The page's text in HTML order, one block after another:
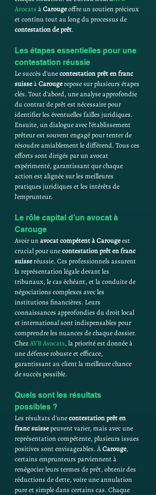
Avocats à Carouge offre un soutien précieux
et continu tout au long du processus de
contestation de prêt.
Les étapes essentielles pour une
contestation réussie
Le succès d'une contestation prêt en franc
suisse à Carouge repose sur plusieurs étapes
clés. Tout d'abord, une analyse approfondie
du contrat de prêt est nécessaire pour
identifier les éventuelles failles juridiques.
Ensuite, un dialogue avec l'établissement
prêteur est souvent engagé pour tenter de
résoudre amiablement le différend. Tous ces
efforts sont dirigés par un avocat
expérimenté, garantissant que chaque
action est alignée sur les meilleures
pratiques juridiques et les intérêts de
l'emprunteur.
Le rôle capital d’un avocat à
Carouge
Avoir un avocat compétent à Carouge est
crucial pour une contestation prêt en franc
suisse réussie. Ces professionnels assurent
la représentation légale devant les
tribunaux, le cas échéant, et la conduite de
négociations complexes avec les
institutions financières. Leurs
connaissances approfondies du droit local
et international sont indispensables pour
comprendre les nuances de chaque dossier.
Chez AVB Avocats, la priorité est donnée à
une défense robuste et efficace,
garantissant au client la meilleure chance
de succès possible.
Quels sont les résultats
possibles ?
Les résultats d'une contestation prêt en
franc suisse peuvent varier, mais avec une
représentation compétente, plusieurs issues
positives sont envisageables. À Carouge,
certains emprunteurs parviennent à
renégocier leurs termes de prêt, obtenir des
réductions de dette, voire une annulation
pure et simple dans certains cas. Chaque